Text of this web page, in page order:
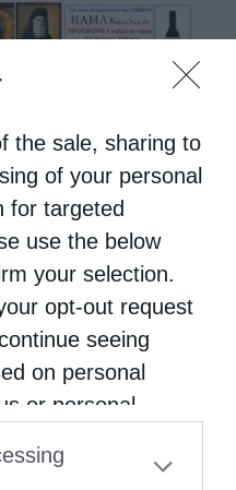
the sale, sharing to
of your personal
for targeted
use the below
your selection.
opt-out request
seeing
on personal
or personal
separately opt-out